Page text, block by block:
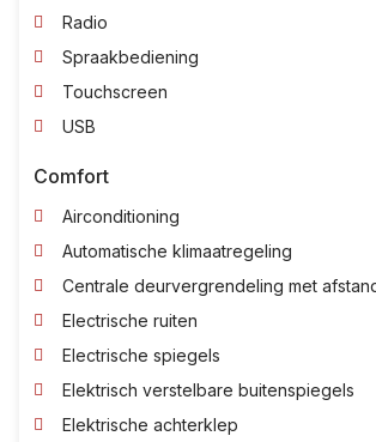
Radio
Spraakbediening
Touchscreen
USB
Comfort
Airconditioning
Automatische klimaatregeling
Centrale deurvergrendeling met
Electrische ruiten
Electrische spiegels
Elektrisch verstelbare buitenspiegels
Elektrische achterklep